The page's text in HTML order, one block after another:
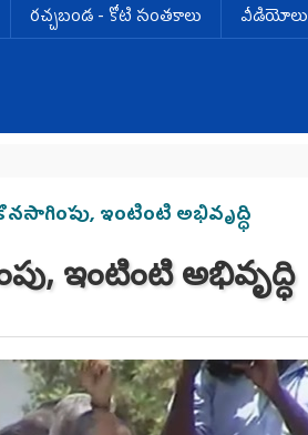
ర‌చ్చ‌బండ‌ - కోటి సంత‌కాలు వీడియోలు
ఇంటింటి అభివృద్ధి
ఇంటింటి అభివృద్ధి